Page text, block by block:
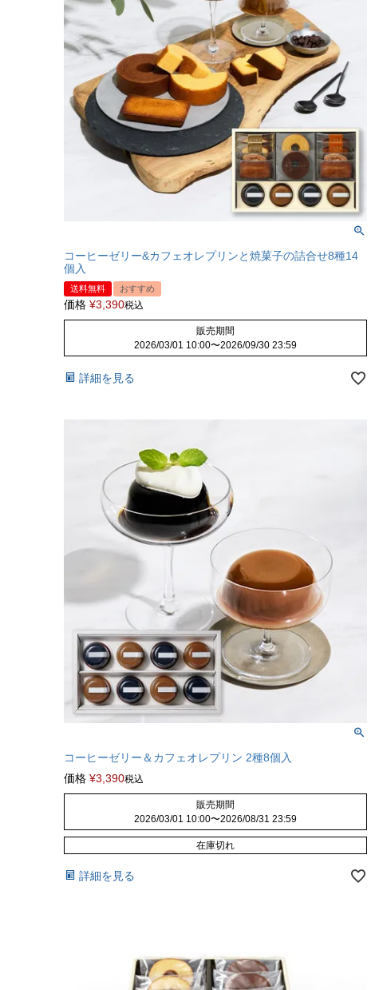
コーヒーゼリー&カフェオレプリンと焼菓子の詰合せ8種14
個入
送料無料 おすすめ
価格 ¥3,390税込
販売期間
2026/03/01 10:00〜2026/09/30 23:59
詳細を見る
コーヒーゼリー＆カフェオレプリン 2種8個入
価格 ¥3,390税込
販売期間
2026/03/01 10:00〜2026/08/31 23:59
在庫切れ
詳細を見る